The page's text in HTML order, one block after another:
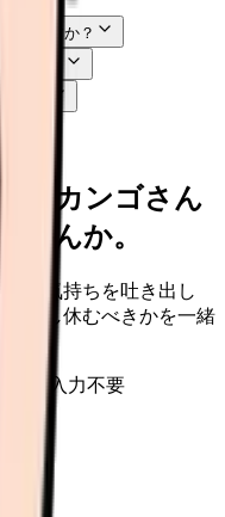
全ですか？
すか？
か？
、カンゴさん
せんか。
の気持ちを吐き出し
少し休むべきかを一緒
名は入力不要